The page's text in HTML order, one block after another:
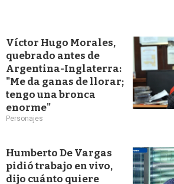
Víctor Hugo Morales,
quebrado antes de
Argentina-Inglaterra:
"Me da ganas de llorar;
tengo una bronca
enorme"
Personajes
Humberto De Vargas
pidió trabajo en vivo,
dijo cuánto quiere